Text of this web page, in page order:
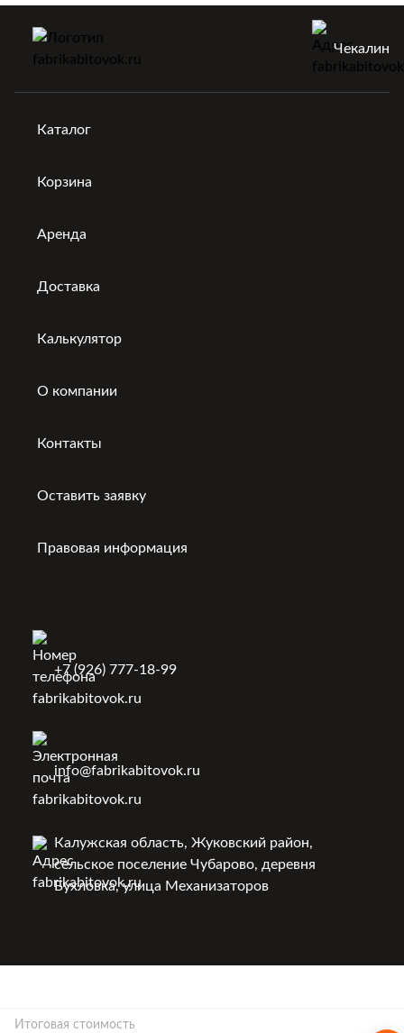
Итоговая стоимость
Чекалин
Каталог
Корзина
Аренда
Доставка
Калькулятор
О компании
Контакты
Оставить заявку
Правовая информация
+7 (926) 777-18-99
info@fabrikabitovok.ru
Калужская область, Жуковский район,
сельское поселение Чубарово, деревня
Бухловка, улица Механизаторов